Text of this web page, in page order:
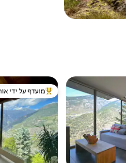
מוביל בקרב נכסים
מועדף על ידי